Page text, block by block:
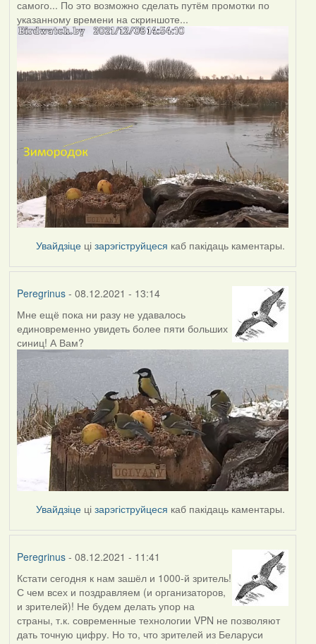
самого... По это возможно сделать путём промотки по
указанному времени на скриншоте...
Увайдзіце цізарэгіструйцеся каб пакідаць каментары.
Peregrinus- 08.12.2021 - 13:14
Мне ещё пока ни разу не удавалось
единовременно увидеть более пяти больших
синиц! А Вам?
Увайдзіце цізарэгіструйцеся каб пакідаць каментары.
Peregrinus- 08.12.2021 - 11:41
Кстати сегодня к нам зашёл и 1000-й зритель!
С чем всех и поздравляем (и организаторов,
и зрителей)! Не будем делать упор на
страны, т.к. современные технологии VPN не позволяют
дать точную цифру. Но то, что зрителей из Беларуси